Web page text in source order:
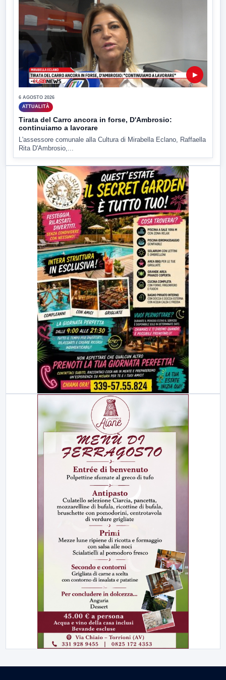
▶
6 AGOSTO 2026
ATTUALITÀ
Tirata del Carro ancora in forse, D'Ambrosio:
continuiamo a lavorare
L'assessore comunale alla Cultura di Mirabella Eclano, Raffaella
Rita D'Ambrosio,...